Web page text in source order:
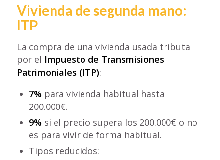
Vivienda de segunda mano:
ITP
La compra de una vivienda usada tributa
por el Impuesto de Transmisiones
Patrimoniales (ITP):
7% para vivienda habitual hasta
200.000€.
9% si el precio supera los 200.000€ o no
es para vivir de forma habitual.
Tipos reducidos: